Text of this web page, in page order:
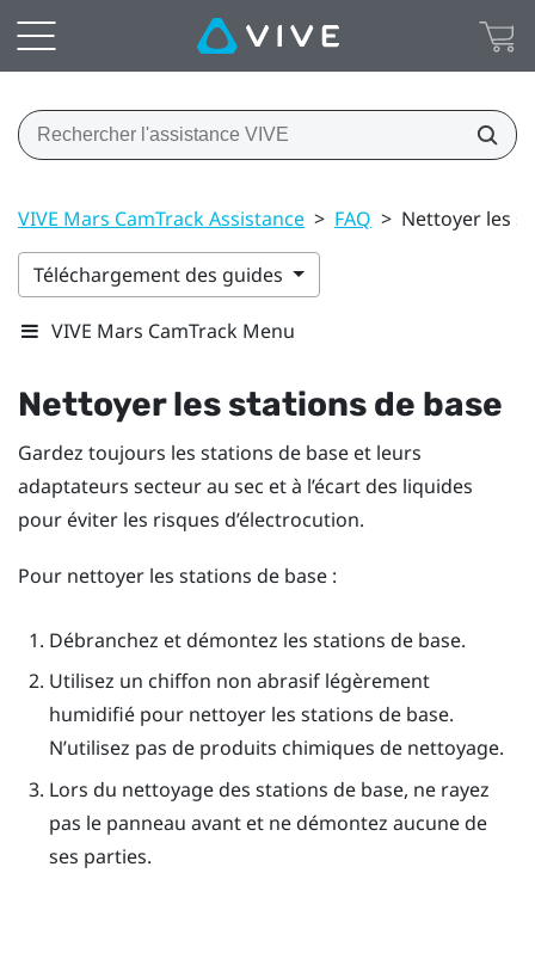
VIVE Mars CamTrack Assistance > FAQ > Nettoyer les
Téléchargement des guides
VIVE Mars CamTrack Menu
Nettoyer les stations de base
Gardez toujours les stations de base et leurs
adaptateurs secteur au sec et à l’écart des liquides
pour éviter les risques d’électrocution.
Pour nettoyer les stations de base :
Débranchez et démontez les stations de base.
Utilisez un chiffon non abrasif légèrement
humidifié pour nettoyer les stations de base.
N’utilisez pas de produits chimiques de nettoyage.
Lors du nettoyage des stations de base, ne rayez
pas le panneau avant et ne démontez aucune de
ses parties.